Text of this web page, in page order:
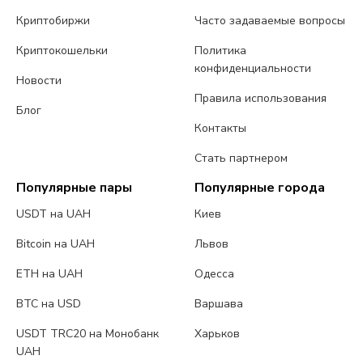
Криптобиржи
Криптокошельки
Новости
Блог
Часто задаваемые вопросы
Политика
конфиденциальности
Правила использования
Контакты
Стать партнером
Популярные пары
USDT на UAH
Bitcoin на UAH
ETH на UAH
BTC на USD
USDT TRC20 на Монобанк
UAH
Популярные города
Киев
Львов
Одесса
Варшава
Харьков